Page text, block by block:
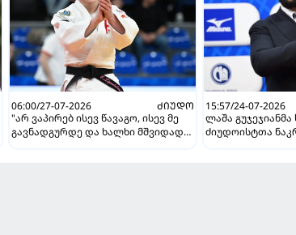
06:00/27-07-2026
ᲫᲘᲣᲓᲝ
"არ ვაპირებ ისევ წავაგო, ისევ მე
გავნადგურდე და ხალხი მშვიდად
15:57/24-07-2026
ლაშა
ძიუდოისტთა